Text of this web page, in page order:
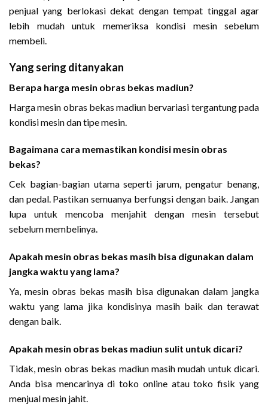
penjual yang berlokasi dekat dengan tempat tinggal agar
lebih mudah untuk memeriksa kondisi mesin sebelum
membeli.
Yang sering ditanyakan
Berapa harga mesin obras bekas madiun?
Harga mesin obras bekas madiun bervariasi tergantung pada
kondisi mesin dan tipe mesin.
Bagaimana cara memastikan kondisi mesin obras
bekas?
Cek bagian-bagian utama seperti jarum, pengatur benang,
dan pedal. Pastikan semuanya berfungsi dengan baik. Jangan
lupa untuk mencoba menjahit dengan mesin tersebut
sebelum membelinya.
Apakah mesin obras bekas masih bisa digunakan dalam
jangka waktu yang lama?
Ya, mesin obras bekas masih bisa digunakan dalam jangka
waktu yang lama jika kondisinya masih baik dan terawat
dengan baik.
Apakah mesin obras bekas madiun sulit untuk dicari?
Tidak, mesin obras bekas madiun masih mudah untuk dicari.
Anda bisa mencarinya di toko online atau toko fisik yang
menjual mesin jahit.